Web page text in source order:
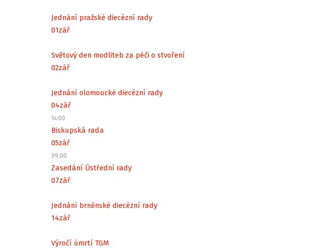
Jednání pražské diecézní rady
01zář
Světový den modliteb za péči o stvoření
02zář
Jednání olomoucké diecézní rady
04zář
14:00
Biskupská rada
05zář
09:00
Zasedání Ústřední rady
07zář
Jednání brněnské diecézní rady
14zář
Výročí úmrtí TGM